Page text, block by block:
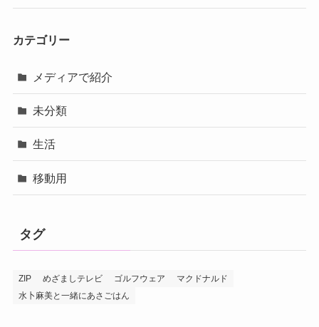
カテゴリー
メディアで紹介
未分類
生活
移動用
タグ
ZIP めざましテレビ ゴルフウェア
マクドナルド
水卜麻美と一緒にあさごはん